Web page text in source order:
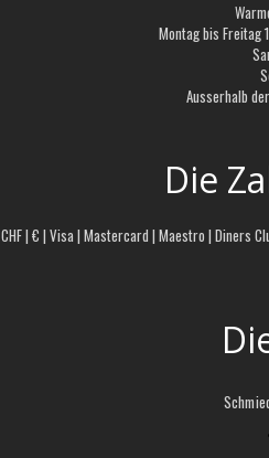
Montag bis
Ausserhalb
Die
CHF | € | Visa | Mastercard | Maestro | Diners